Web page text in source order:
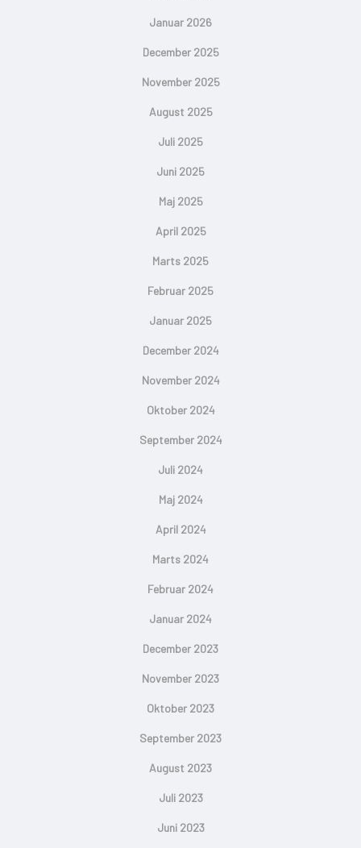
Januar 2026
December 2025
November 2025
August 2025
Juli 2025
Juni 2025
Maj 2025
April 2025
Marts 2025
Februar 2025
Januar 2025
December 2024
November 2024
Oktober 2024
September 2024
Juli 2024
Maj 2024
April 2024
Marts 2024
Februar 2024
Januar 2024
December 2023
November 2023
Oktober 2023
September 2023
August 2023
Juli 2023
Juni 2023